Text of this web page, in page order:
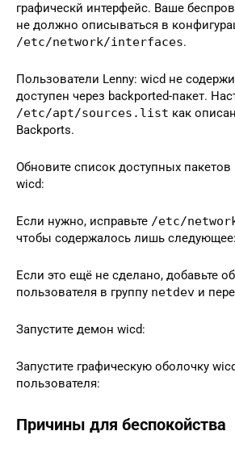
графическй интерфейс. Ваше
не должно описываться в
/etc/network/interfaces.
Пользователи Lenny: wicd не
доступен через backported-пакет.
/etc/apt/sources.list как
Backports.
Обновите список доступных пакетов
wicd:
Если нужно, исправьте /etc/
чтобы содержалось лишь следующее:
Если это ещё не сделано, добавьте
пользователя в группу netdev и
Запустите демон wicd:
Запустите графическую оболочку
пользователя:
Причины для беспокойства